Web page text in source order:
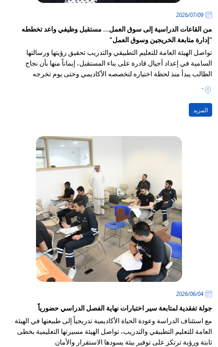
09‏/07‏/2026
من القاعات الدراسية إلى سوق العمل... مستقبل وظيفي واعد تخططه
"إدارة متابعة الخريجين وسوق العمل"
تواصل الهيئة العامة للتعليم التطبيقي والتدريب تحقيق رؤيتها ورسالتها
السامية في إعداد أجيال قادرة على بناء المستقبل، إيماناً منها بأن نجاح
الطالب يبدأ منذ لحظة اختياره لتخصصه الأكاديمي وحتى يوم تخرجه
-
المزيد
04‏/06‏/2026
جولة تفقدية لمتابعة سير اختبارات نهاية الفصل الدراسي حضورياً
مع استئناف الدراسة وعودة الحياة الأكاديمية تدريجياً إلى طبيعتها في الهيئة
العامة للتعليم التطبيقي والتدريب، تواصل الهيئة مسيرتها التعليمية بخطى
ثابتة ورؤية ترتكز على توفير بيئة يسودها الاستقرار والأمان